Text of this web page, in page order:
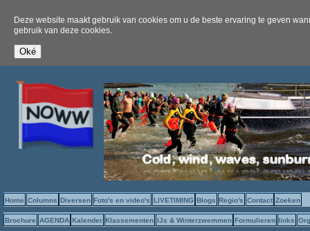
Deze website maakt gebruik van cookies om u de beste ervaring te geven
gebruik van deze cookies.
Home Columns Diversen Foto's en video's LIVETIMING Blogs Regio's Contact Zoeken
Brochure AGENDA Kalender Klassementen IJs & Winterzwemmen Formulieren links